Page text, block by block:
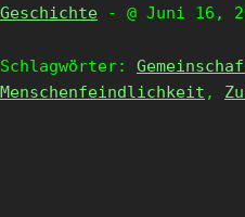
Geschichte
- @ Juni 16,
Schlagwörter:
Menschenfeindlichkeit ,